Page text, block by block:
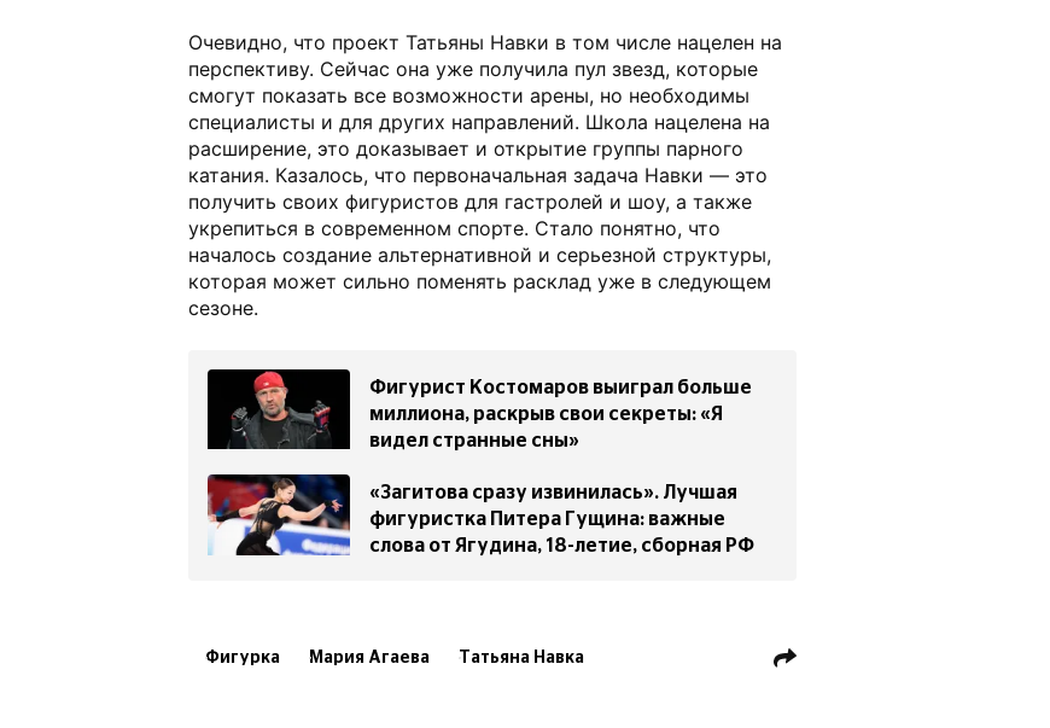
Очевидно, что проект Татьяны Навки в том числе нацелен на
перспективу. Сейчас она уже получила пул звезд, которые
смогут показать все возможности арены, но необходимы
специалисты и для других направлений. Школа нацелена на
расширение, это доказывает и открытие группы парного
катания. Казалось, что первоначальная задача Навки — это
получить своих фигуристов для гастролей и шоу, а также
укрепиться в современном спорте. Стало понятно, что
началось создание альтернативной и серьезной структуры,
которая может сильно поменять расклад уже в следующем
сезоне.
Фигурист Костомаров выиграл больше
миллиона, раскрыв свои секреты: «Я
видел странные сны»
«Загитова сразу извинилась». Лучшая
фигуристка Питера Гущина: важные
слова от Ягудина, 18-летие, сборная РФ
Фигурка Мария Агаева Татьяна Навка